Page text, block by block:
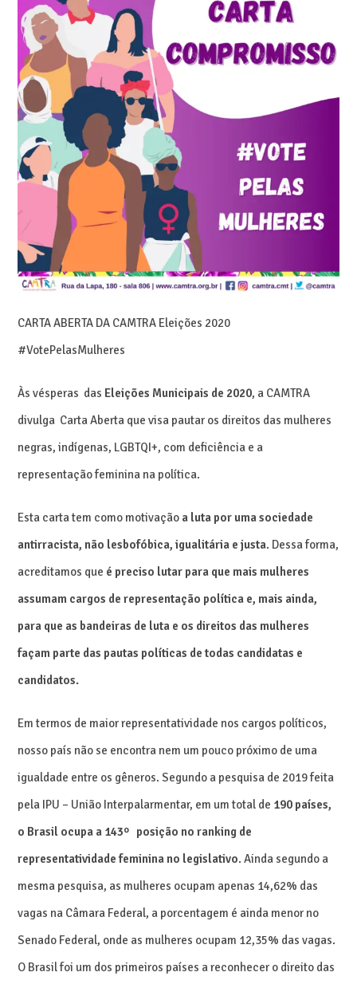
CARTA ABERTA DA CAMTRA Eleições 2020
#VotePelasMulheres
Às vésperas das Eleições Municipais de 2020, a CAMTRA
divulga Carta Aberta que visa pautar os direitos das mulheres
negras, indígenas, LGBTQI+, com deficiência e a
representação feminina na política.
Esta carta tem como motivação a luta por uma sociedade
antirracista, não lesbofóbica, igualitária e justa. Dessa forma,
acreditamos que é preciso lutar para que mais mulheres
assumam cargos de representação política e, mais ainda,
para que as bandeiras de luta e os direitos das mulheres
façam parte das pautas políticas de todas candidatas e
candidatos.
Em termos de maior representatividade nos cargos políticos,
nosso país não se encontra nem um pouco próximo de uma
igualdade entre os gêneros. Segundo a pesquisa de 2019 feita
pela IPU – União Interpalarmentar, em um total de 190 países,
o Brasil ocupa a 143º posição no ranking de
representatividade feminina no legislativo. Ainda segundo a
mesma pesquisa, as mulheres ocupam apenas 14,62% das
vagas na Câmara Federal, a porcentagem é ainda menor no
Senado Federal, onde as mulheres ocupam 12,35% das vagas.
O Brasil foi um dos primeiros países a reconhecer o direito das